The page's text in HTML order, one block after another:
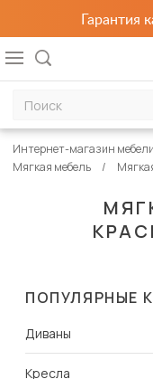
Гарантия
Интернет-магазин мебели
Мягкая мебель
ПОПУЛЯРНЫЕ
Диваны
Кресла